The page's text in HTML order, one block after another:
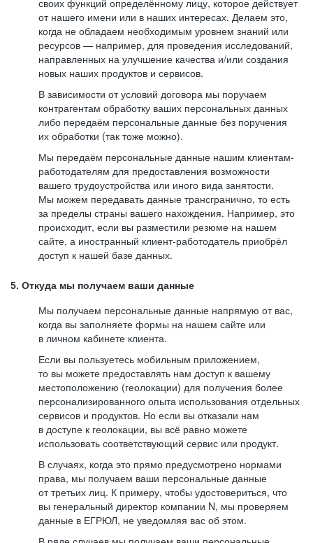
своих функций определённому лицу, которое действует
от нашего имени или в наших интересах. Делаем это,
когда не обладаем необходимым уровнем знаний или
ресурсов — например, для проведения исследований,
направленных на улучшение качества и/или создания
новых наших продуктов и сервисов.
В зависимости от условий договора мы поручаем
контрагентам обработку ваших персональных данных
либо передаём персональные данные без поручения
их обработки (так тоже можно).
Мы передаём персональные данные нашим клиентам-
работодателям для предоставления возможности
вашего трудоустройства или иного вида занятости.
Мы можем передавать данные трансгранично, то есть
за пределы страны вашего нахождения. Например, это
происходит, если вы разместили резюме на нашем
сайте, а иностранный клиент-работодатель приобрёл
доступ к нашей базе данных.
5. Откуда мы получаем ваши данные
Мы получаем персональные данные напрямую от вас,
когда вы заполняете формы на нашем сайте или
в личном кабинете клиента.
Если вы пользуетесь мобильным приложением,
то вы можете предоставлять нам доступ к вашему
местоположению (геолокации) для получения более
персонализированного опыта использования отдельных
сервисов и продуктов. Но если вы отказали нам
в доступе к геолокации, вы всё равно можете
использовать соответствующий сервис или продукт.
В случаях, когда это прямо предусмотрено нормами
права, мы получаем ваши персональные данные
от третьих лиц. К примеру, чтобы удостовериться, что
вы генеральный директор компании N, мы проверяем
данные в ЕГРЮЛ, не уведомляя вас об этом.